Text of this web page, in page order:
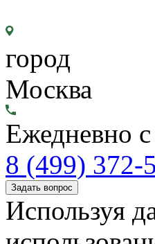
город
Москва
Ежедневно
8 (499) 372-
Задать вопрос
Используя